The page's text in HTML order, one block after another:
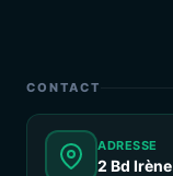
CONTACT
ADRESSE
2 Bd